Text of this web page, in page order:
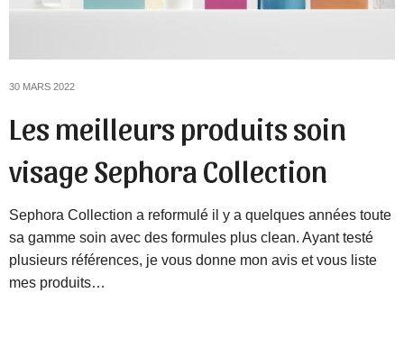
30 MARS 2022
Les meilleurs produits soin
visage Sephora Collection
Sephora Collection a reformulé il y a quelques années toute
sa gamme soin avec des formules plus clean. Ayant testé
plusieurs références, je vous donne mon avis et vous liste
mes produits…